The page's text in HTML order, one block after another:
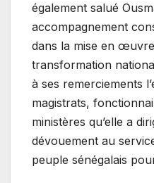
également salué
accompagnement
dans la mise en
transformation
à ses remerciements
magistrats,
ministères qu’elle a
dévouement au
peuple sénégalais